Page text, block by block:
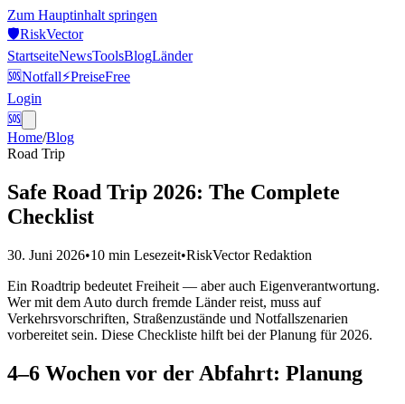
Zum Hauptinhalt springen
🛡️RiskVector
StartseiteNewsToolsBlogLänder
🆘Notfall⚡PreiseFree
Login
🆘
Home/Blog
Road Trip
Safe Road Trip 2026: The Complete
Checklist
30. Juni 2026•10 min Lesezeit•RiskVector Redaktion
Ein Roadtrip bedeutet Freiheit — aber auch Eigenverantwortung.
Wer mit dem Auto durch fremde Länder reist, muss auf
Verkehrsvorschriften, Straßenzustände und Notfallszenarien
vorbereitet sein. Diese Checkliste hilft bei der Planung für 2026.
4–6 Wochen vor der Abfahrt: Planung